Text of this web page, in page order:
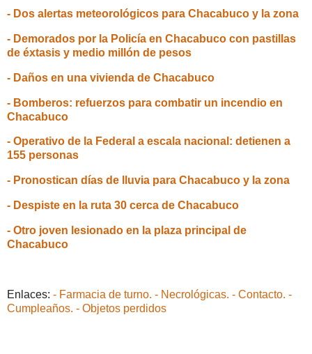
- Dos alertas meteorológicos para Chacabuco y la zona
- Demorados por la Policía en Chacabuco con pastillas
de éxtasis y medio millón de pesos
- Daños en una vivienda de Chacabuco
- Bomberos: refuerzos para combatir un incendio en
Chacabuco
- Operativo de la Federal a escala nacional: detienen a
155 personas
- Pronostican días de lluvia para Chacabuco y la zona
- Despiste en la ruta 30 cerca de Chacabuco
- Otro joven lesionado en la plaza principal de
Chacabuco
Enlaces: - Farmacia de turno. - Necrológicas. - Contacto. -
Cumpleaños. - Objetos perdidos